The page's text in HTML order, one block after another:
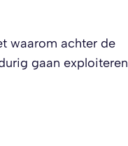
waarom achter de
gaan exploiteren